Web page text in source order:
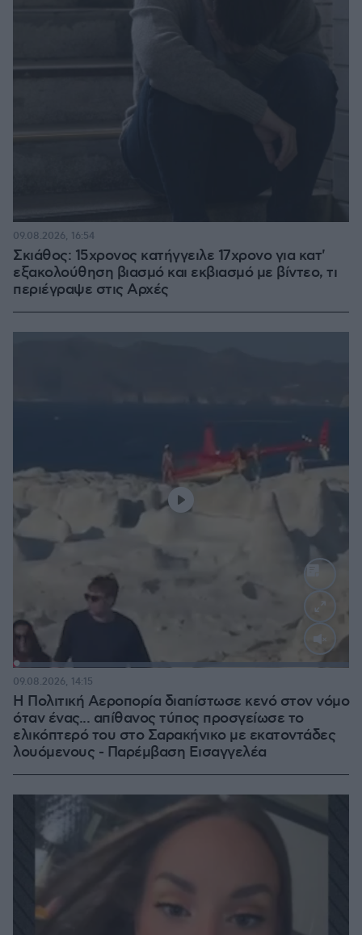
Σκιάθος: 15χρονος κατήγγειλε 17χρονο για κατ'
εξακολούθηση βιασμό και εκβιασμό με βίντεο, τι
περιέγραψε στις Αρχές
09.08.2026, 16:54
:
Η Πολιτική Αεροπορία διαπίστωσε κενό στον νόμο
όταν ένας... απίθανος τύπος προσγείωσε το
ελικόπτερό του στο Σαρακήνικο με εκατοντάδες
λουόμενους - Παρέμβαση Εισαγγελέα
09.08.2026, 14:15